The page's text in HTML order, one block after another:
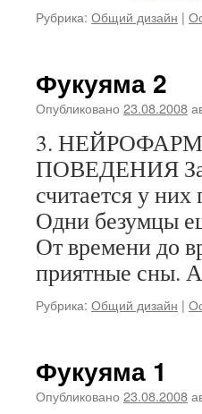
Рубрика: Общий дизайн |
Фукуяма 2
Опубликовано 23.08.2008
3.
ПОВЕДЕНИЯ
считается у
Одни безумцы
От времени до
приятные сны.
Рубрика: Общий дизайн |
Фукуяма 1
Опубликовано 23.08.2008